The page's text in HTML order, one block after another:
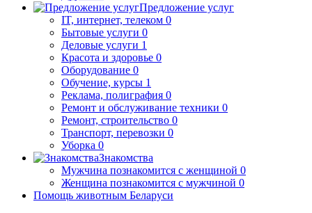
Предложение услуг
IT, интернет, телеком 0
Бытовые услуги 0
Деловые услуги 1
Красота и здоровье 0
Оборудование 0
Обучение, курсы 1
Реклама, полиграфия 0
Ремонт и обслуживание техники 0
Ремонт, строительство 0
Транспорт, перевозки 0
Уборка 0
Знакомства
Мужчина познакомится с женщиной 0
Женщина познакомится с мужчиной 0
Помощь животным Беларуси